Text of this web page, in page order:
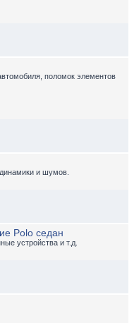
поломок элементов
и шумов.
Polo седан
устройства и т.д.